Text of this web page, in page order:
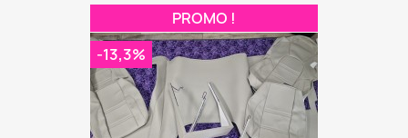
PROMO !
-13,3%